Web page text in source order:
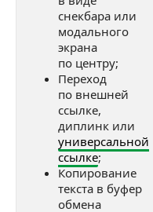
снекбара или
модального
экрана
по центру;
Переход
по внешней
ссылке,
диплинк или
универсальной
ссылке;
Копирование
текста в буфер
обмена